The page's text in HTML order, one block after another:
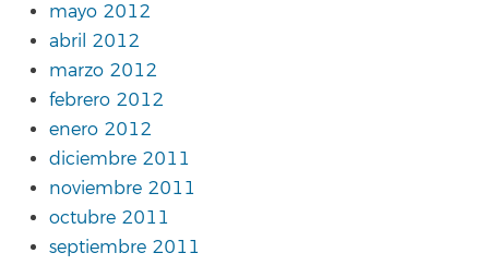
mayo 2012
abril 2012
marzo 2012
febrero 2012
enero 2012
diciembre 2011
noviembre 2011
octubre 2011
septiembre 2011